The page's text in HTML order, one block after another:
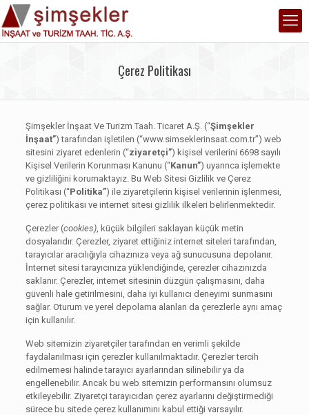
Çerez Politikası
Şimşekler İnşaat Ve Turizm Taah. Ticaret A.Ş. (“Şimşekler
İnşaat”) tarafından işletilen (“www.simseklerinsaat.com.tr”) web
sitesini ziyaret edenlerin (“ziyaretçi”) kişisel verilerini 6698 sayılı
Kişisel Verilerin Korunması Kanunu (“Kanun”) uyarınca işlemekte
ve gizliliğini korumaktayız. Bu Web Sitesi Gizlilik ve Çerez
Politikası (“Politika”) ile ziyaretçilerin kişisel verilerinin işlenmesi,
çerez politikası ve internet sitesi gizlilik ilkeleri belirlenmektedir.
Çerezler (cookies), küçük bilgileri saklayan küçük metin
dosyalarıdır. Çerezler, ziyaret ettiğiniz internet siteleri tarafından,
tarayıcılar aracılığıyla cihazınıza veya ağ sunucusuna depolanır.
İnternet sitesi tarayıcınıza yüklendiğinde, çerezler cihazınızda
saklanır. Çerezler, internet sitesinin düzgün çalışmasını, daha
güvenli hale getirilmesini, daha iyi kullanıcı deneyimi sunmasını
sağlar. Oturum ve yerel depolama alanları da çerezlerle aynı amaç
için kullanılır.
Web sitemizin ziyaretçiler tarafından en verimli şekilde
faydalanılması için çerezler kullanılmaktadır. Çerezler tercih
edilmemesi halinde tarayıcı ayarlarından silinebilir ya da
engellenebilir. Ancak bu web sitemizin performansını olumsuz
etkileyebilir. Ziyaretçi tarayıcıdan çerez ayarlarını değiştirmediği
sürece bu sitede çerez kullanımını kabul ettiği varsayılır.